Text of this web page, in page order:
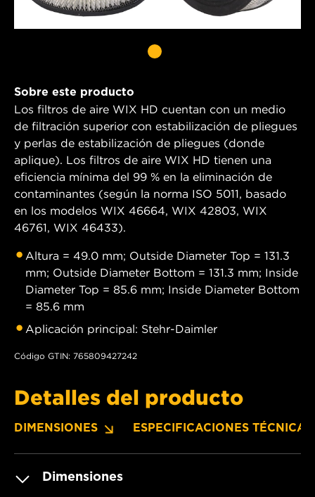
Sobre este producto
Los filtros de aire WIX HD cuentan con un medio
de filtración superior con estabilización de pliegues
y perlas de estabilización de pliegues (donde
aplique). Los filtros de aire WIX HD tienen una
eficiencia mínima del 99 % en la eliminación de
contaminantes (según la norma ISO 5011, basado
en los modelos WIX 46664, WIX 42803, WIX
46761, WIX 46433).
Altura = 49.0 mm; Outside Diameter Top = 131.3
mm; Outside Diameter Bottom = 131.3 mm; Inside
Diameter Top = 85.6 mm; Inside Diameter Bottom
= 85.6 mm
Aplicación principal: Stehr-Daimler
Código GTIN: 765809427242
Detalles del producto
DIMENSIONES ESPECIFICACIONES TÉCNICAS
Dimensiones